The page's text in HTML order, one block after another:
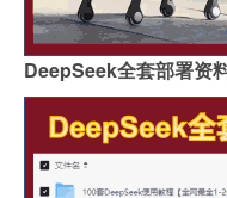
DeepSeek全套部署资